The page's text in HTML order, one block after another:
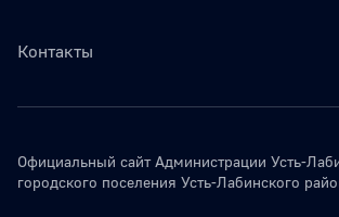
Контакты
Официальный сайт Администрации Усть-
городского поселения Усть-Лабинского